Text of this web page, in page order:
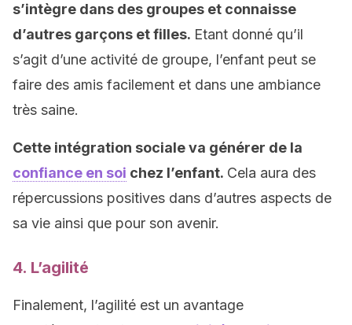
s’intègre dans des groupes et connaisse
d’autres garçons et filles. Etant donné qu’il
s’agit d’une activité de groupe, l’enfant peut se
faire des amis facilement et dans une ambiance
très saine.
Cette intégration sociale va générer de la
confiance en soi chez l’enfant. Cela aura des
répercussions positives dans d’autres aspects de
sa vie ainsi que pour son avenir.
4. L’agilité
Finalement, l’agilité est un avantage